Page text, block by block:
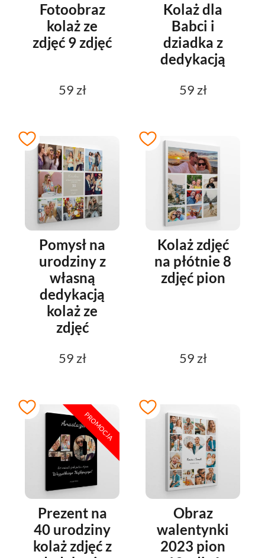
Fotoobraz
kolaż ze
zdjęć 9 zdjęć
59 zł
Kolaż dla
Babci i
dziadka z
dedykacją
59 zł
Pomysł na
urodziny z
własną
dedykacją
kolaż ze
zdjęć
59 zł
Kolaż zdjęć
na płótnie 8
zdjęć pion
59 zł
PROMOCJA
Prezent na
40 urodziny
kolaż zdjęć z
Obraz
walentynki
2023 pion